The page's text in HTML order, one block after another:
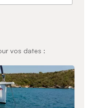
vos dates :